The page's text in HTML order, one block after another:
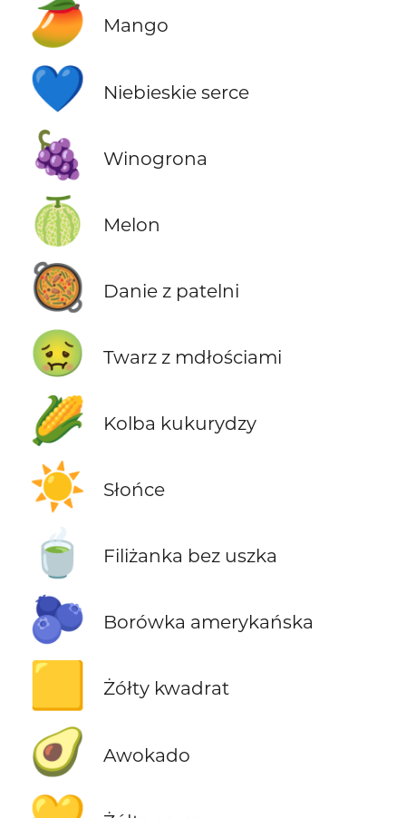
🥭 Mango
💙 Niebieskie serce
🍇 Winogrona
🍈 Melon
🥘 Danie z patelni
🤢 Twarz z mdłościami
🌽 Kolba kukurydzy
☀️ Słońce
🍵 Filiżanka bez uszka
🫐 Borówka amerykańska
🟨 Żółty kwadrat
🥑 Awokado